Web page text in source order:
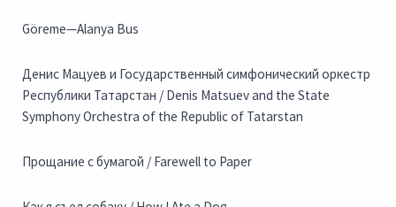
Göreme—Alanya Bus
Денис Мацуев и Государственный симфонический оркестр
Республики Татарстан / Denis Matsuev and the State
Symphony Orchestra of the Republic of Tatarstan
Прощание с бумагой / Farewell to Paper